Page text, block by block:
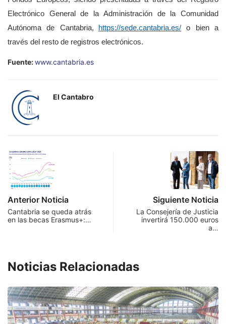
Electrónico General de la Administración de la Comunidad
Autónoma de Cantabria,
https://sede.cantabria.es/ o bien a
través del resto de registros electrónicos.
Fuente:www.cantabria.es
El Cantabro
Anterior Noticia
Cantabria se queda atrás
en las becas Erasmus+:…
Siguiente Noticia
La Consejería de Justicia
invertirá 150.000 euros
a…
Noticias Relacionadas